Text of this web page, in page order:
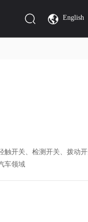
English
开关、检测开关、拨动
车领域